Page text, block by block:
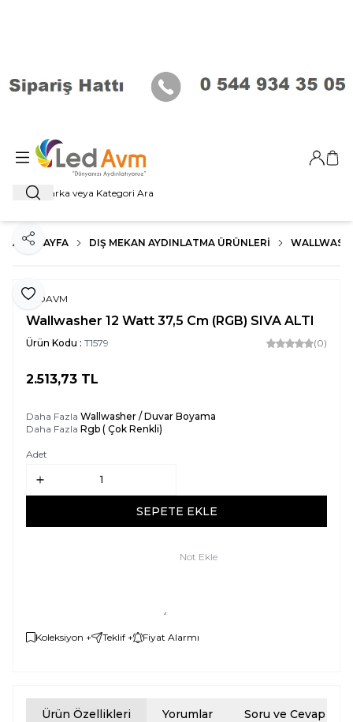
Ara
Giriş
ANA SAYFA DIŞ MEKAN AYDINLATMA ÜRÜNLERI
Favoriye Ekle
Paylaş
LEDAVM
Wallwasher 12 Watt 37,5 Cm (RGB) SIVA ALTI
Ürün Kodu : T1579 (0)
2.513,73 TL
Daha Fazla Wallwasher / Duvar Boyama
Daha Fazla Rgb ( Çok Renkli)
Adet
SEPETE EKLE
Not Ekle
Koleksiyon + Teklif + Fiyat Alarmı
Ürün Özellikleri Yorumlar Soru ve Cevap